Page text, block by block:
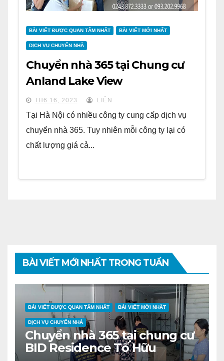
BÀI VIẾT ĐƯỢC QUAN TÂM NHẤT BÀI VIẾT MỚI NHẤT
DỊCH VỤ CHUYỂN NHÀ
Chuyển nhà 365 tại Chung cư
Anland Lake View
TH6 16, 2023 LIÊN
Tại Hà Nội có nhiều công ty cung cấp dịch vụ
chuyển nhà 365. Tuy nhiên mỗi công ty lại có
chất lượng giá cả...
BÀI VIẾT MỚI NHẤT TRONG TUẦN
BÀI VIẾT ĐƯỢC QUAN TÂM NHẤT BÀI VIẾT MỚI NHẤT
DỊCH VỤ CHUYỂN NHÀ
Chuyển nhà 365 tại chung cư
BID Residence Tố Hữu